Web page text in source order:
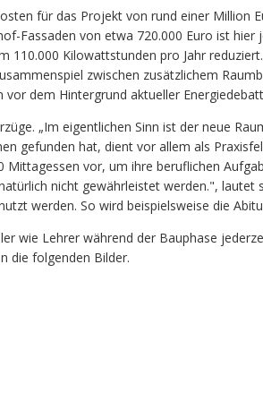
für das Projekt von rund einer Million
Fassaden von etwa 720.000 Euro ist
Kilowattstunden pro Jahr
zwischen zusätzlichem
dem Hintergrund aktueller
„Im eigentlichen Sinn ist der neue
gefunden hat, dient vor allem als
vor, um ihre beruflichen
nicht gewährleistet werden.", lautet
werden. So wird beispielsweise die
wie Lehrer während der Bauphase
die folgenden Bilder.